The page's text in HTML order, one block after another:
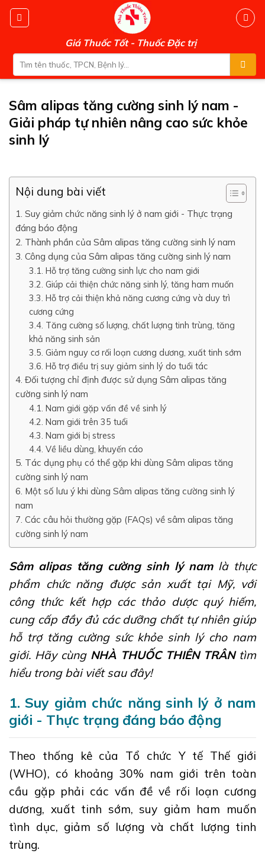
Skip
Giá Thuốc Tốt - Thuốc Đặc trị
for:
Sâm alipas tăng cường sinh lý nam -
Giải pháp tự nhiên nâng cao sức khỏe
sinh lý
Nội dung bài viết
1. Suy giảm chức năng sinh lý ở nam giới - Thực trạng
đáng báo động
2. Thành phần của Sâm alipas tăng cường sinh lý nam
3. Công dụng của Sâm alipas tăng cường sinh lý nam
3.1. Hỗ trợ tăng cường sinh lực cho nam giới
3.2. Giúp cải thiện chức năng sinh lý, tăng ham muốn
3.3. Hỗ trợ cải thiện khả năng cương cứng và duy trì
cương cứng
3.4. Tăng cường số lượng, chất lượng tinh trùng, tăng
khả năng sinh sản
3.5. Giảm nguy cơ rối loạn cương dương, xuất tinh sớm
3.6. Hỗ trợ điều trị suy giảm sinh lý do tuổi tác
4. Đối tượng chỉ định được sử dụng Sâm alipas tăng
cường sinh lý nam
4.1. Nam giới gặp vấn đề về sinh lý
4.2. Nam giới trên 35 tuổi
4.3. Nam giới bị stress
4.4. Về liều dùng, khuyến cáo
5. Tác dụng phụ có thể gặp khi dùng Sâm alipas tăng
cường sinh lý nam
6. Một số lưu ý khi dùng Sâm alipas tăng cường sinh lý
nam
7. Các câu hỏi thường gặp (FAQs) về sâm alipas tăng
cường sinh lý nam
Sâm alipas tăng cường sinh lý namlà thực
phẩm chức năng được sản xuất tại Mỹ, với
công thức kết hợp các thảo dược quý hiếm,
cung cấp đầy đủ các dưỡng chất tự nhiên giúp
hỗ trợ tăng cường sức khỏe sinh lý cho nam
giới. Hãy cùng NHÀ THUỐC THIÊN TRÂNtìm
hiểu trong bài viết sau đây!
1. Suy giảm chức năng sinh lý ở nam
giới - Thực trạng đáng báo động
Theo thống kê của Tổ chức Y tế Thế giới
(WHO), có khoảng 30% nam giới trên toàn
cầu gặp phải các vấn đề về rối loạn cương
dương, xuất tinh sớm, suy giảm ham muốn
tình dục, giảm số lượng và chất lượng tinh
trùng.